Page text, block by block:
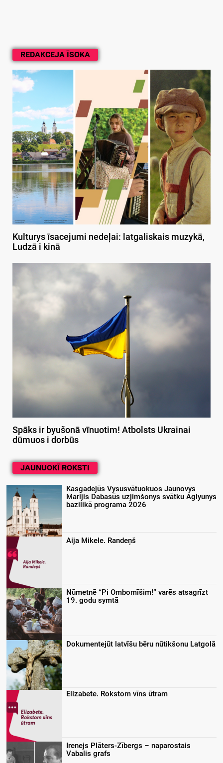
REDAKCEJA ĪSOKA
Kulturys īsacejumi nedeļai: latgaliskais muzykā,
Ludzā i kinā
Spāks ir byušonā vīnuotim! Atbolsts Ukrainai
dūmuos i dorbūs
JAUNUOKĪ ROKSTI
Kasgadejūs Vysusvātuokuos Jaunovys
Marijis Dabasūs uzjimšonys svātku Aglyunys
bazilikā programa 2026
Aija Mikele. Randeņš
Nūmetnē “Pi Ombomīšim!” varēs atsagrīzt
19. godu symtā
Dokumentejūt latvīšu bēru nūtikšonu Latgolā
Elizabete. Rokstom vīns ūtram
Irenejs Plāters-Zībergs – naparostais
Vabalis grafs